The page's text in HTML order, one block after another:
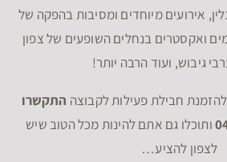
אירועים מיוחדים ומסיבות בהפקה של
ואקסטרים בנחלים השופעים של צפון
גיבוש, ועוד הרבה יותר!
חבילת פעילות לקבוצה התקשרו
ותוכלו גם אתם להינות מכל הטוב שיש
לצפון להציע…